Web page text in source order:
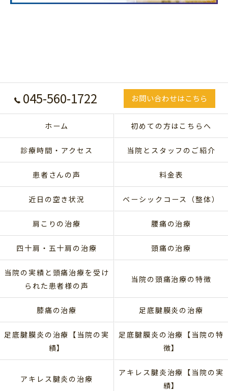
045-560-1722 お問い合わせはこちら
ホーム 初めての方はこちらへ
診療時間・アクセス 当院とスタッフのご紹介
患者さんの声 料金表
近日の空き状況 ベーシックコース（整体）
肩こりの治療 腰痛の治療
四十肩・五十肩の治療 頭痛の治療
当院の実績と頭痛治療を受け
られた患者様の声
当院の頭痛治療の特徴
膝痛の治療 足底腱膜炎の治療
足底腱膜炎の治療【当院の実
績】
足底腱膜炎の治療【当院の特
徴】
アキレス腱炎の治療
アキレス腱炎治療【当院の実
績】